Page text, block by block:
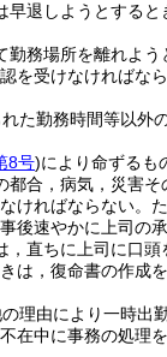
早退しようとすると
勤務場所を離れよ
を受けなければなら
た勤務時間等以外
8号)により命ずるも
都合，病気，災害
ければならない。
後速やかに上司の
，直ちに上司に口
は，復命書の作成
理由により一時出
在中に事務の処理